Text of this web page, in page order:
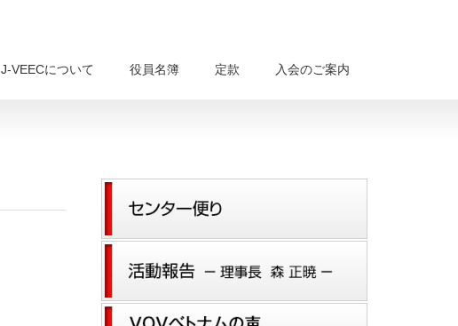
J-VEECについて 役員名簿 定款 入会のご案内